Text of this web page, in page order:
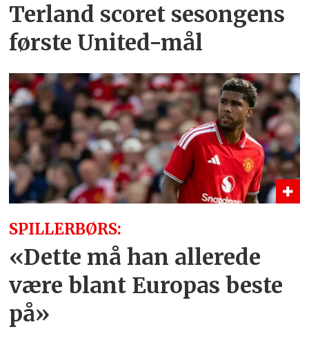
Terland scoret sesongens
første United-mål
SPILLERBØRS:
«Dette må han allerede
være blant Europas beste
på»